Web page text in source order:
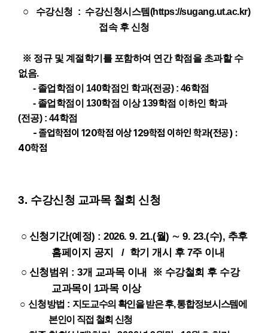
○ 수강신청 : 수강신청시스템(https://sugang.ut.ac.kr)
접속 후 신청
※ 정규 및 계절학기를 포함하여 연간 학점을 초과할 수
없음.
- 졸업학점이 140학점인 학과(전공) : 46학점
- 졸업학점이 130학점 이상 139학점 이하인 학과
(전공) : 44학점
- 졸업학점이 120학점 이상 129학점 이하인 학과(전공) :
40학점
3. 수강신청 교과목 철회 신청
○ 신청기간(예정) : 2026. 9. 21.(월) ∼ 9. 23.(수), 추후
홈페이지 공지
/ 학기 개시 후 7주 이내
○ 신청범위 : 3개 교과목 이내 ※ 수강철회 후 수강
교과목이 1과목 이상
○ 신청방법 : 지도교수의 확인을 받은 후,통합정보시스템에
본인이 직접 철회 신청